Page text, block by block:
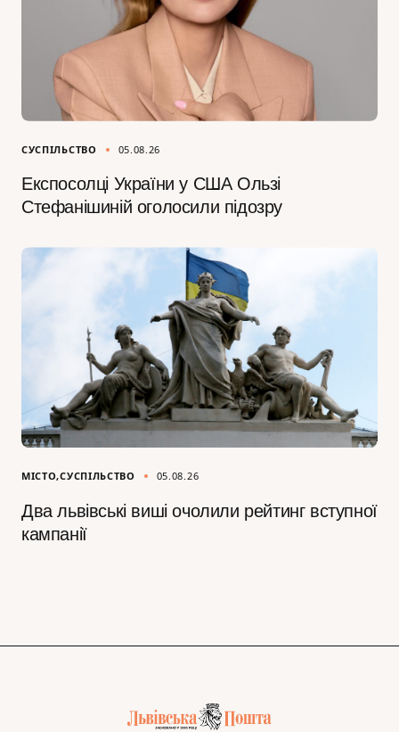
СУСПІЛЬСТВО 05.08.26
Експосолці України у США Ользі
Стефанішиній оголосили підозру
МІСТО СУСПІЛЬСТВО 05.08.26
Два львівські виші очолили рейтинг вступної
кампанії